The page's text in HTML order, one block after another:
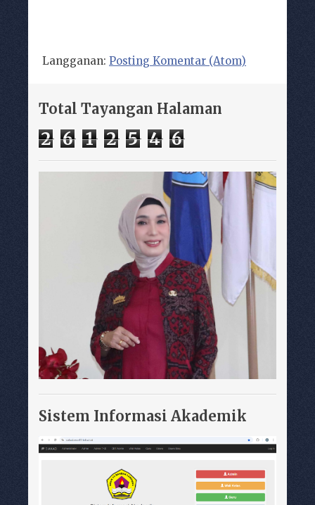
Langganan: Posting Komentar (Atom)
Total Tayangan Halaman
2 6 1 2 5 4 6
Sistem Informasi Akademik